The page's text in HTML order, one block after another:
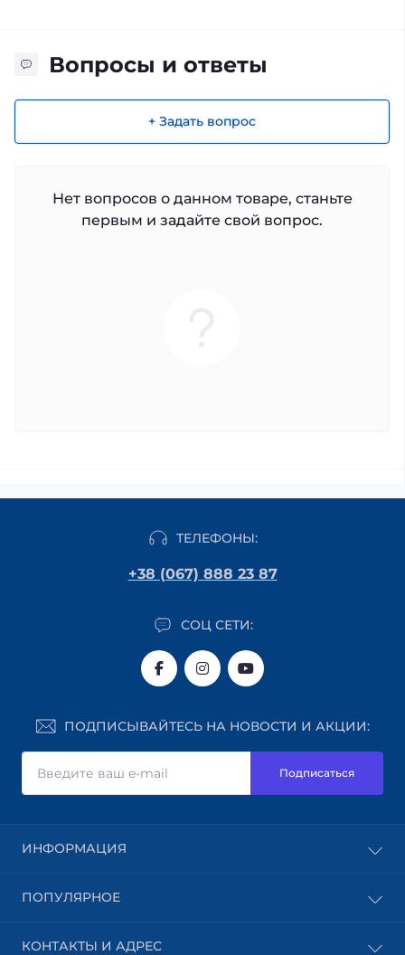
Вопросы и ответы
+ Задать вопрос
Нет вопросов о данном товаре, станьте
первым и задайте свой вопрос.
ТЕЛЕФОНЫ:
+38 (067) 888 23 87
СОЦ СЕТИ:
ПОДПИСЫВАЙТЕСЬ НА НОВОСТИ И АКЦИИ:
Подписаться
ИНФОРМАЦИЯ
Доставка
Пользовательское соглашение
ПОПУЛЯРНОЕ
КОНТАКТЫ И АДРЕС